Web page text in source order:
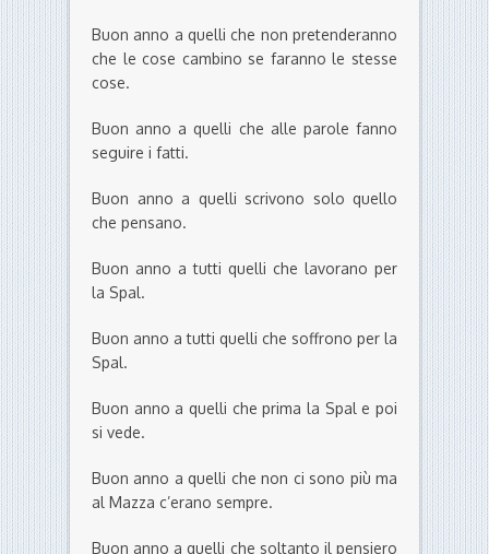
Buon anno a quelli che non pretenderanno
che le cose cambino se faranno le stesse
cose.
Buon anno a quelli che alle parole fanno
seguire i fatti.
Buon anno a quelli scrivono solo quello
che pensano.
Buon anno a tutti quelli che lavorano per
la Spal.
Buon anno a tutti quelli che soffrono per la
Spal.
Buon anno a quelli che prima la Spal e poi
si vede.
Buon anno a quelli che non ci sono più ma
al Mazza c’erano sempre.
Buon anno a quelli che soltanto il pensiero